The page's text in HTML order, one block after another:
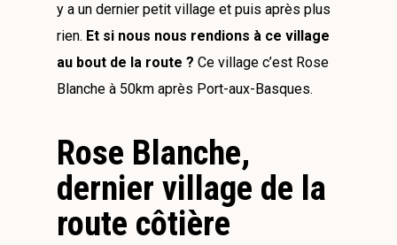
y a un dernier petit village et puis après plus
rien. Et si nous nous rendions à ce village
au bout de la route ? Ce village c’est Rose
Blanche à 50km après Port-aux-Basques.
Rose Blanche,
dernier village de la
route côtière